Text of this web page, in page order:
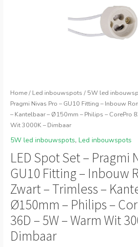
Home/ Led inbouwspots / 5W led
Pragmi Nivas Pro – GU10 Fitting – Inbouw
– Kantelbaar – Ø150mm – Philips – CorePro
Wit 3000K – Dimbaar
5W led inbouwspots,Led inbouwspots
LED Spot Set – Pragmi
GU10 Fitting – Inbouw
Zwart – Trimless –
Ø150mm – Philips –
36D – 5W – Warm Wit
Dimbaar